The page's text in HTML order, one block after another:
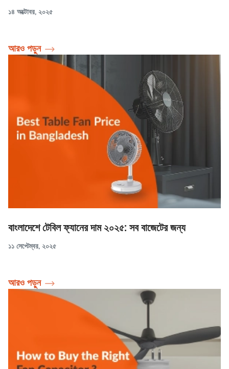
১৪ অক্টোবর, ২০২৫
আরও পড়ুন
বাংলাদেশে টেবিল ফ্যানের দাম ২০২৫: সব বাজেটের জন্য
১১ সেপ্টেম্বর, ২০২৫
আরও পড়ুন